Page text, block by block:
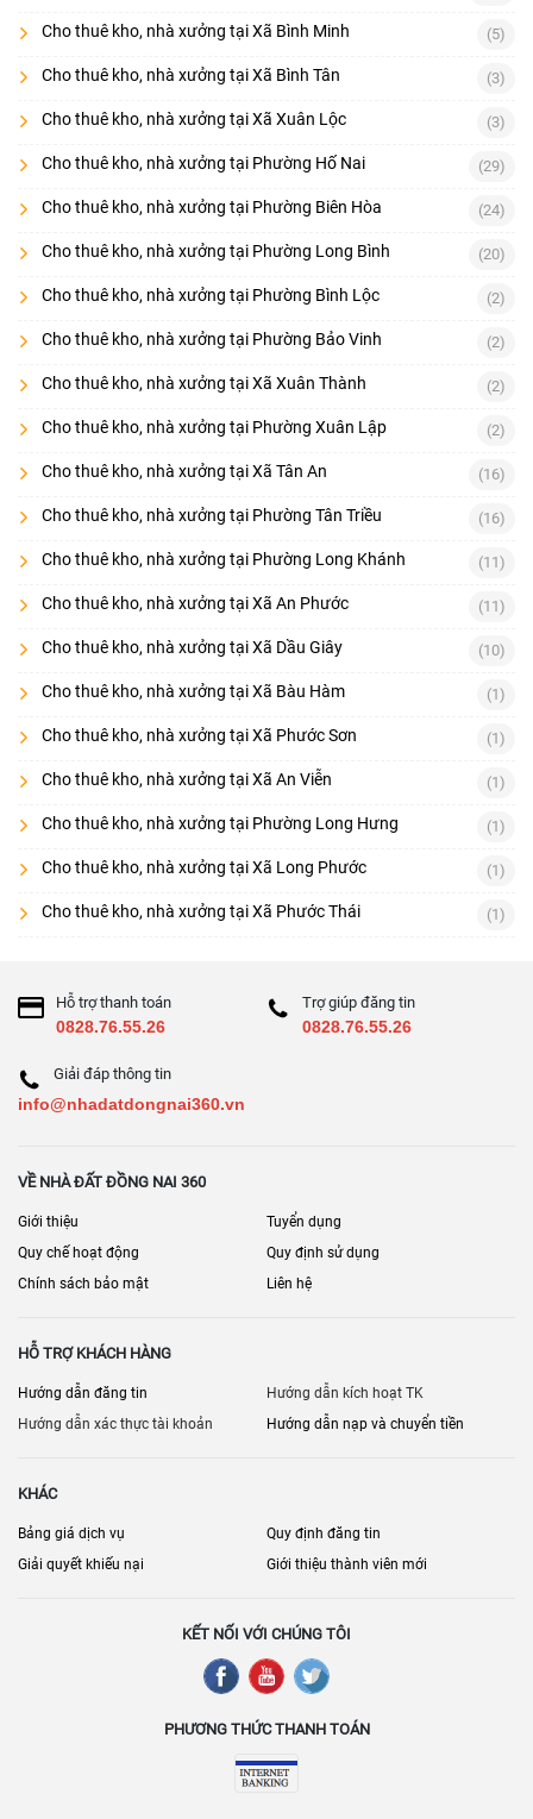
Cho thuê kho, nhà xưởng tại Xã Bình Minh (5)
Cho thuê kho, nhà xưởng tại Xã Bình Tân (3)
Cho thuê kho, nhà xưởng tại Xã Xuân Lộc (3)
Cho thuê kho, nhà xưởng tại Phường Hố Nai (29)
Cho thuê kho, nhà xưởng tại Phường Biên Hòa (24)
Cho thuê kho, nhà xưởng tại Phường Long Bình (20)
Cho thuê kho, nhà xưởng tại Phường Bình Lộc (2)
Cho thuê kho, nhà xưởng tại Phường Bảo Vinh (2)
Cho thuê kho, nhà xưởng tại Xã Xuân Thành (2)
Cho thuê kho, nhà xưởng tại Phường Xuân Lập (2)
Cho thuê kho, nhà xưởng tại Xã Tân An (16)
Cho thuê kho, nhà xưởng tại Phường Tân Triều (16)
Cho thuê kho, nhà xưởng tại Phường Long Khánh (11)
Cho thuê kho, nhà xưởng tại Xã An Phước (11)
Cho thuê kho, nhà xưởng tại Xã Dầu Giây (10)
Cho thuê kho, nhà xưởng tại Xã Bàu Hàm (1)
Cho thuê kho, nhà xưởng tại Xã Phước Sơn (1)
Cho thuê kho, nhà xưởng tại Xã An Viễn (1)
Cho thuê kho, nhà xưởng tại Phường Long Hưng (1)
Cho thuê kho, nhà xưởng tại Xã Long Phước (1)
Cho thuê kho, nhà xưởng tại Xã Phước Thái (1)
Hỗ trợ thanh toán
0828.76.55.26
Trợ giúp đăng tin
0828.76.55.26
Giải đáp thông tin
info@nhadatdongnai360.vn
VỀ NHÀ ĐẤT ĐỒNG NAI 360
Giới thiệu
Tuyển dụng
Quy chế hoạt động
Quy định sử dụng
Chính sách bảo mật
Liên hệ
HỖ TRỢ KHÁCH HÀNG
Hướng dẫn đăng tin
Hướng dẫn kích hoạt TK
Hướng dẫn xác thực tài khoản
Hướng dẫn nạp và chuyển tiền
KHÁC
Bảng giá dịch vụ
Quy định đăng tin
Giải quyết khiếu nại
Giới thiệu thành viên mới
KẾT NỐI VỚI CHÚNG TÔI
PHƯƠNG THỨC THANH TOÁN